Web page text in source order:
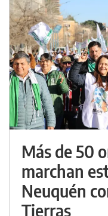
Más de 50
marchan
Neuquén
Tierras